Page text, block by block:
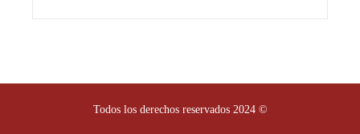
Todos los derechos reservados 2024 ©